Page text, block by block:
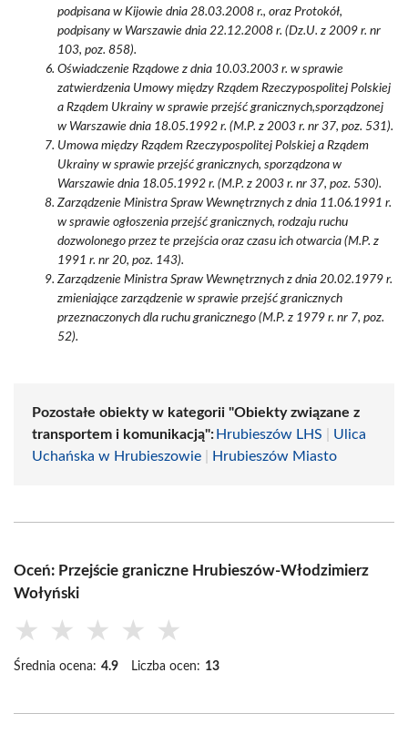
podpisana w Kijowie dnia 28.03.2008 r., oraz Protokół,
podpisany w Warszawie dnia 22.12.2008 r. (Dz.U. z 2009 r. nr
103, poz. 858).
Oświadczenie Rządowe z dnia 10.03.2003 r. w sprawie
zatwierdzenia Umowy między Rządem Rzeczypospolitej Polskiej
a Rządem Ukrainy w sprawie przejść granicznych,sporządzonej
w Warszawie dnia 18.05.1992 r. (M.P. z 2003 r. nr 37, poz. 531).
Umowa między Rządem Rzeczypospolitej Polskiej a Rządem
Ukrainy w sprawie przejść granicznych, sporządzona w
Warszawie dnia 18.05.1992 r. (M.P. z 2003 r. nr 37, poz. 530).
Zarządzenie Ministra Spraw Wewnętrznych z dnia 11.06.1991 r.
w sprawie ogłoszenia przejść granicznych, rodzaju ruchu
dozwolonego przez te przejścia oraz czasu ich otwarcia (M.P. z
1991 r. nr 20, poz. 143).
Zarządzenie Ministra Spraw Wewnętrznych z dnia 20.02.1979 r.
zmieniające zarządzenie w sprawie przejść granicznych
przeznaczonych dla ruchu granicznego (M.P. z 1979 r. nr 7, poz.
52).
Pozostałe obiekty w kategorii "Obiekty związane z
transportem i komunikacją": Hrubieszów LHS
Ulica
Uchańska w Hrubieszowie
Hrubieszów Miasto
Oceń: Przejście graniczne Hrubieszów-Włodzimierz
Wołyński
★ ★ ★ ★ ★
Średnia ocena: 4.9 Liczba ocen: 13